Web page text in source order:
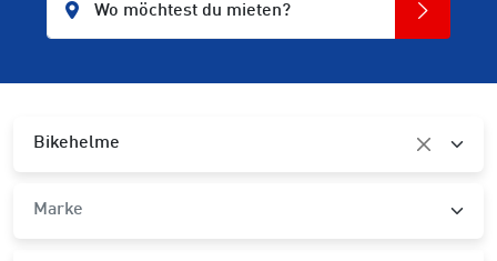
Wo möchtest du mieten?
Bikehelme
Marke